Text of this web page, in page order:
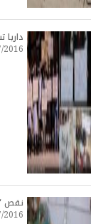
2016
نقص
2016